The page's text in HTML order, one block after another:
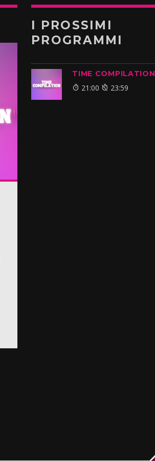
I PROSSIMI
PROGRAMMI
TIME COMPILATION
21:00 23:59